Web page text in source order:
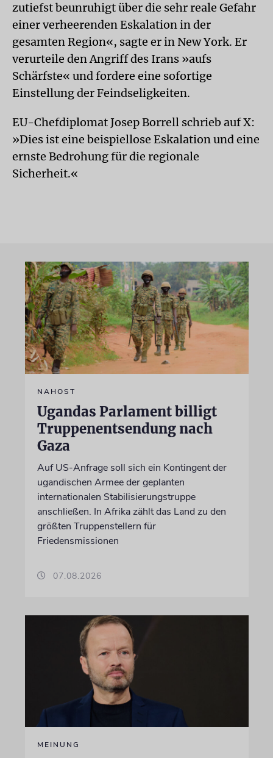
zutiefst beunruhigt über die sehr reale Gefahr
einer verheerenden Eskalation in der
gesamten Region«, sagte er in New York. Er
verurteile den Angriff des Irans »aufs
Schärfste« und fordere eine sofortige
Einstellung der Feindseligkeiten.
EU-Chefdiplomat Josep Borrell schrieb auf X:
»Dies ist eine beispiellose Eskalation und eine
ernste Bedrohung für die regionale
Sicherheit.«
NAHOST
Ugandas Parlament billigt
Truppenentsendung nach
Gaza
Auf US-Anfrage soll sich ein Kontingent der
ugandischen Armee der geplanten
internationalen Stabilisierungstruppe
anschließen. In Afrika zählt das Land zu den
größten Truppenstellern für
Friedensmissionen
07.08.2026
MEINUNG